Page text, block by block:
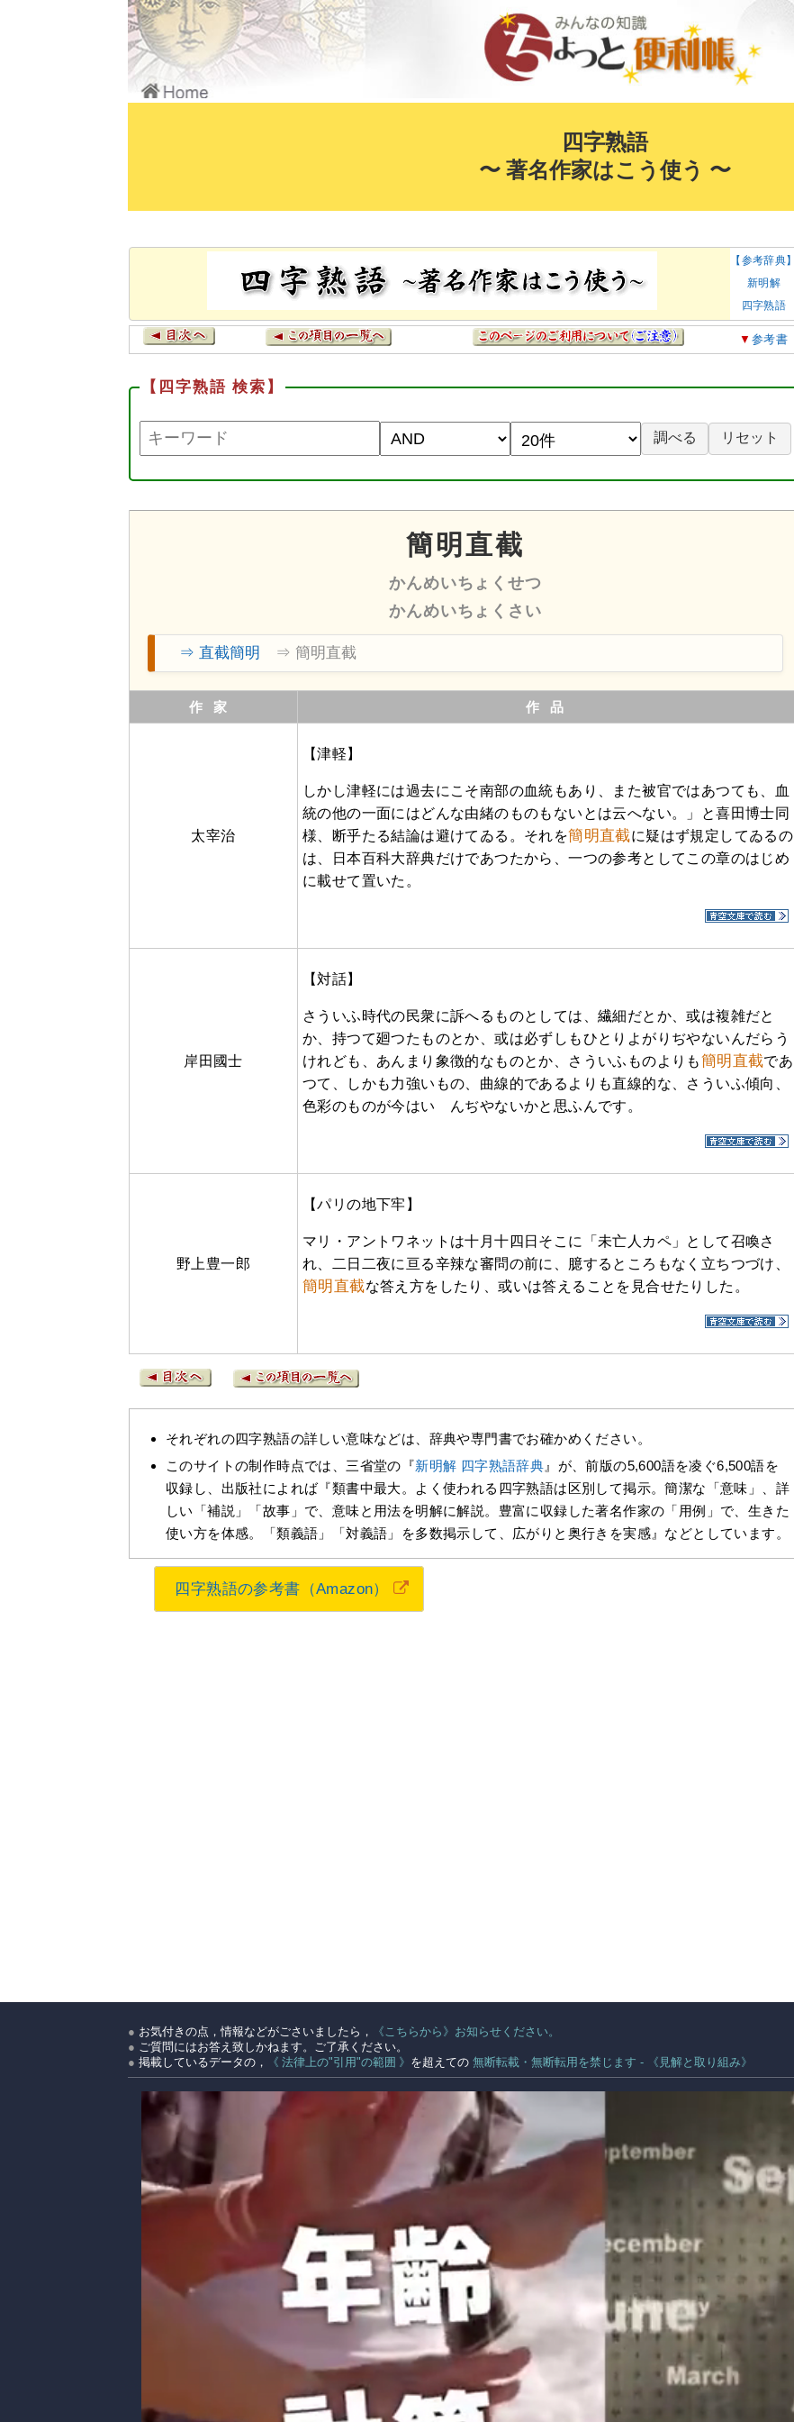
四字熟語
〜 著名作家はこう使う 〜
【参考辞典】
新明解
四字熟語
▼ 参考書
簡明直截
かんめいちょくせつ
かんめいちょくさい
⇒ 直截簡明 ⇒ 簡明直截
作家 作品
太宰治
【津軽】
しかし津軽には過去にこそ南部の血統もあり、また被官ではあつても、血
統の他の一面にはどんな由緒のものもないとは云へない。」と喜田博士同
様、断乎たる結論は避けてゐる。それを簡明直截に疑はず規定してゐるの
は、日本百科大辞典だけであつたから、一つの参考としてこの章のはじめ
に載せて置いた。
岸田國士
【対話】
さういふ時代の民衆に訴へるものとしては、繊細だとか、或は複雑だと
か、持つて廻つたものとか、或は必ずしもひとりよがりぢやないんだらう
けれども、あんまり象徴的なものとか、さういふものよりも簡明直截であ
つて、しかも力強いもの、曲線的であるよりも直線的な、さういふ傾向、
色彩のものが今はいゝんぢやないかと思ふんです。
野上豊一郎
【パリの地下牢】
マリ・アントワネットは十月十四日そこに「未亡人カペ」として召喚さ
れ、二日二夜に亘る辛辣な審問の前に、臆するところもなく立ちつづけ、
簡明直截な答え方をしたり、或いは答えることを見合せたりした。
それぞれの四字熟語の詳しい意味などは、辞典や専門書でお確かめください。
このサイトの制作時点では、三省堂の『新明解 四字熟語辞典 』が、前版の5,600語を凌ぐ6,500語を
収録し、出版社によれば『類書中最大。よく使われる四字熟語は区別して掲示。簡潔な「意味」、詳
しい「補説」「故事」で、意味と用法を明解に解説。豊富に収録した著名作家の「用例」で、生きた
使い方を体感。「類義語」「対義語」を多数掲示して、広がりと奥行きを実感』などとしています。
四字熟語の参考書（Amazon）
● お気付きの点，情報などがごさいましたら，
《こちらから》お知らせください。
● ご質問にはお答え致しかねます。ご了承ください。
● 掲載しているデータの， 《 法律上の"引用"の範囲 》 を超えての 無断転載・無断転用を禁じます - 《見解と取り組み》